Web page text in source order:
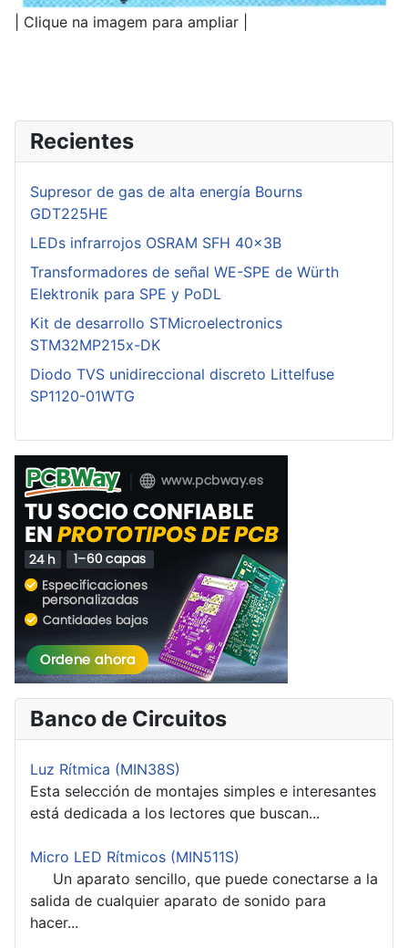
| Clique na imagem para ampliar |
Recientes
Supresor de gas de alta energía Bourns
GDT225HE
LEDs infrarrojos OSRAM SFH 40x3B
Transformadores de señal WE-SPE de Würth
Elektronik para SPE y PoDL
Kit de desarrollo STMicroelectronics
STM32MP215x-DK
Diodo TVS unidireccional discreto Littelfuse
SP1120-01WTG
Banco de Circuitos
Luz Rítmica (MIN38S)
Esta selección de montajes simples e interesantes
está dedicada a los lectores que buscan...
Micro LED Rítmicos (MIN511S)
Un aparato sencillo, que puede conectarse a la
salida de cualquier aparato de sonido para
hacer...